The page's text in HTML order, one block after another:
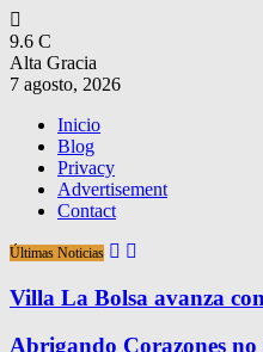
9.6 C
Alta Gracia
7 agosto, 2026
Inicio
Blog
Privacy
Advertisement
Contact
Últimas Noticias
Villa La Bolsa avanza
Abrigando Corazones no